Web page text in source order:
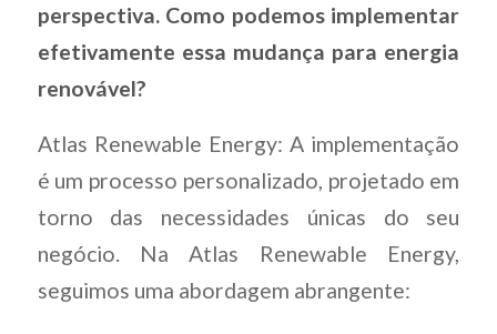
perspectiva. Como podemos implementar
efetivamente essa mudança para energia
renovável?
Atlas Renewable Energy: A implementação
é um processo personalizado, projetado em
torno das necessidades únicas do seu
negócio. Na Atlas Renewable Energy,
seguimos uma abordagem abrangente: